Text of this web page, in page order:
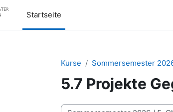
Startseite
Kurse Sommersemester
5.7 Projekte